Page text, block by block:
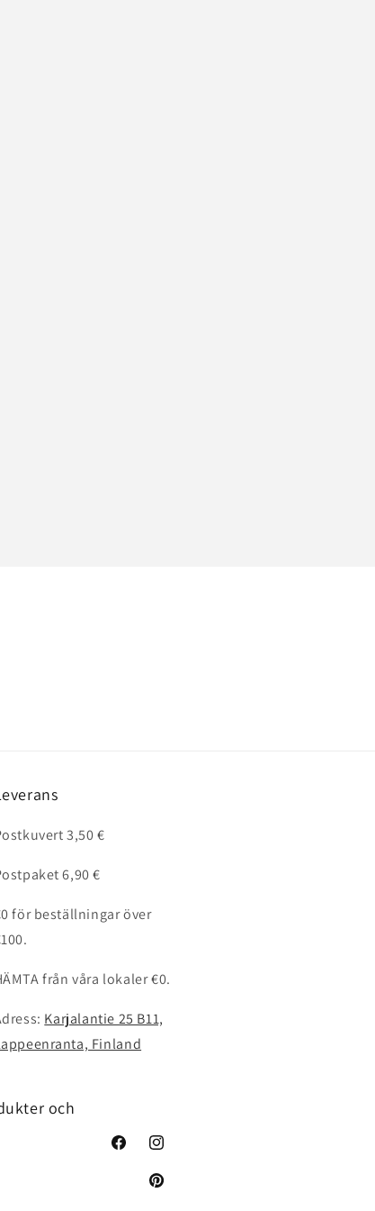
3,50 €
6,90 €
för beställningar över
från våra lokaler €0.
Karjalantie 25 B11,
Finland
och
FacebookInstagram
Pinterest